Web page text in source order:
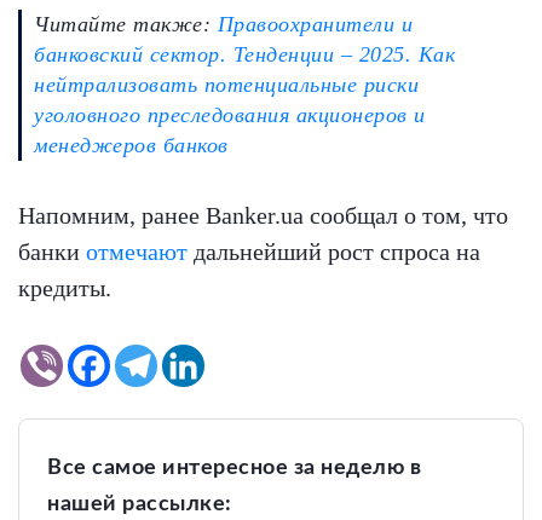
Читайте также: Правоохранители и
банковский сектор. Тенденции – 2025. Как
нейтрализовать потенциальные риски
уголовного преследования акционеров и
менеджеров банков
Напомним, ранее Banker.ua сообщал о том, что
банки отмечают дальнейший рост спроса на
кредиты.
Все самое интересное за неделю в
нашей рассылке: